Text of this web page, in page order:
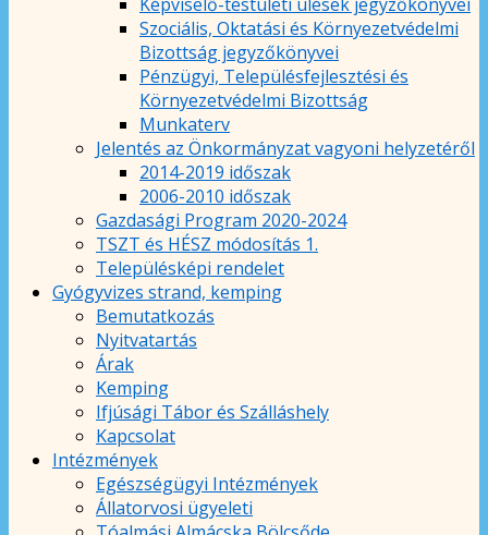
Szociális, Oktatási és Környezetvédelmi
Bizottság jegyzőkönyvei
Pénzügyi, Településfejlesztési és
Környezetvédelmi Bizottság
Munkaterv
Jelentés az Önkormányzat vagyoni helyzetéről
2014-2019 időszak
2006-2010 időszak
Gazdasági Program 2020-2024
TSZT és HÉSZ módosítás 1.
Településképi rendelet
Gyógyvizes strand, kemping
Bemutatkozás
Nyitvatartás
Árak
Kemping
Ifjúsági Tábor és Szálláshely
Kapcsolat
Intézmények
Egészségügyi Intézmények
Állatorvosi ügyeleti